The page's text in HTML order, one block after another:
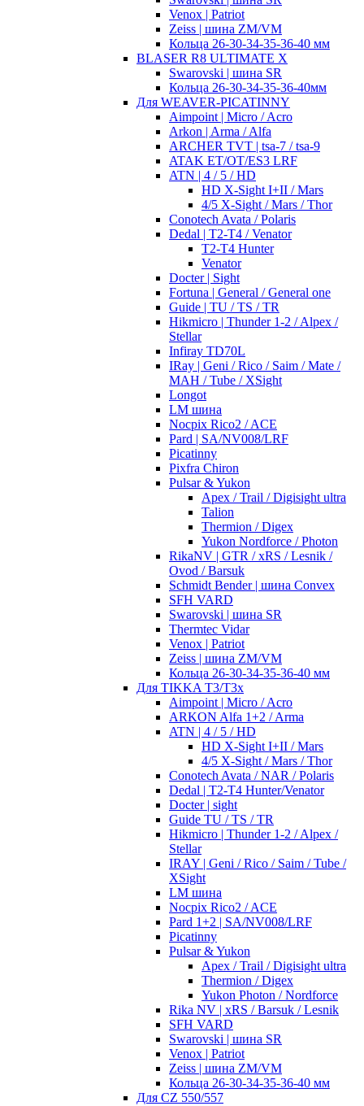
Venox | Patriot
Zeiss | шина ZM/VM
Кольца 26-30-34-35-36-40 мм
BLASER R8 ULTIMATE X
Swarovski | шина SR
Кольца 26-30-34-35-36-40мм
Для WEAVER-PICATINNY
Aimpoint | Micro / Acro
Arkon | Arma / Alfa
ARCHER TVT | tsa-7 / tsa-9
ATAK ET/OT/ES3 LRF
ATN | 4 / 5 / HD
HD X-Sight I+II / Mars
4/5 X-Sight / Mars / Thor
Conotech Avata / Polaris
Dedal | T2-T4 / Venator
T2-T4 Hunter
Venator
Docter | Sight
Fortuna | General / General one
Guide | TU / TS / TR
Hikmicro | Thunder 1-2 / Alpex /
Stellar
Infiray TD70L
IRay | Geni / Rico / Saim / Mate /
MAH / Tube / XSight
Longot
LM шина
Nocpix Rico2 / ACE
Pard | SA/NV008/LRF
Picatinny
Pixfra Chiron
Pulsar & Yukon
Apex / Trail / Digisight ultra
Talion
Thermion / Digex
Yukon Nordforce / Photon
RikaNV | GTR / xRS / Lesnik /
Ovod / Barsuk
Schmidt Bender | шина Convex
SFH VARD
Swarovski | шина SR
Thermtec Vidar
Venox | Patriot
Zeiss | шина ZM/VM
Кольца 26-30-34-35-36-40 мм
Для TIKKA T3/T3x
Aimpoint | Micro / Acro
ARKON Alfa 1+2 / Arma
ATN | 4 / 5 / HD
HD X-Sight I+II / Mars
4/5 X-Sight / Mars / Thor
Conotech Avata / NAR / Polaris
Dedal | T2-T4 Hunter/Venator
Docter | sight
Guide TU / TS / TR
Hikmicro | Thunder 1-2 / Alpex /
Stellar
IRAY | Geni / Rico / Saim / Tube /
XSight
LM шина
Nocpix Rico2 / ACE
Pard 1+2 | SA/NV008/LRF
Picatinny
Pulsar & Yukon
Apex / Trail / Digisight ultra
Thermion / Digex
Yukon Photon / Nordforce
Rika NV | xRS / Barsuk / Lesnik
SFH VARD
Swarovski | шина SR
Venox | Patriot
Zeiss | шина ZM/VM
Кольца 26-30-34-35-36-40 мм
Для CZ 550/557